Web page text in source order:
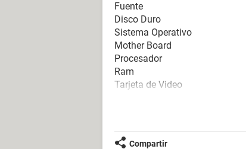
Fuente
Disco Duro
Sistema Operativo
Mother Board
Procesador
Ram
Tarjeta de Video
tambien la saque de mi casa
hacer
Compartir